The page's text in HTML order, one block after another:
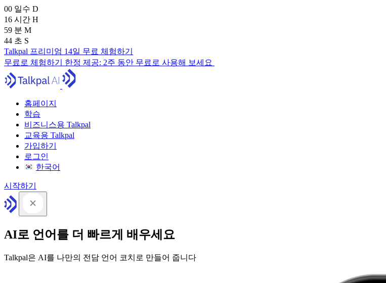
00 일수 D
16 시간 H
59 분 M
43 초 S
Talkpal 프리미엄 14일 무료 체험하기
무료로 체험하기 한정 제공: 2주 동안 무료로 사용해 보세요
홈페이지
학습
비즈니스용 Talkpal
교육용 Talkpal
가입하기
로그인
한국어
시작하기
AI로 언어를 더 빠르게 배우세요
Talkpal은 AI를 나만의 전담 언어 코치로 만들어 줍니다